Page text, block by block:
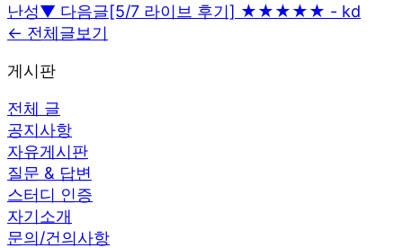
난성▼ 다음글[5/7 라이브 후기] ★★★★★ - kd
← 전체글보기
게시판
전체 글
공지사항
자유게시판
질문 & 답변
스터디 인증
자기소개
문의/건의사항